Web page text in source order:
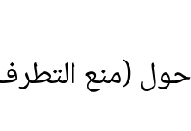
(منع